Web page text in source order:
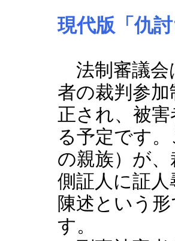
現代版「仇
法制審議会
者の裁判参
正され、被
る予定です
の親族）が
側証人に証
陳述という
す。